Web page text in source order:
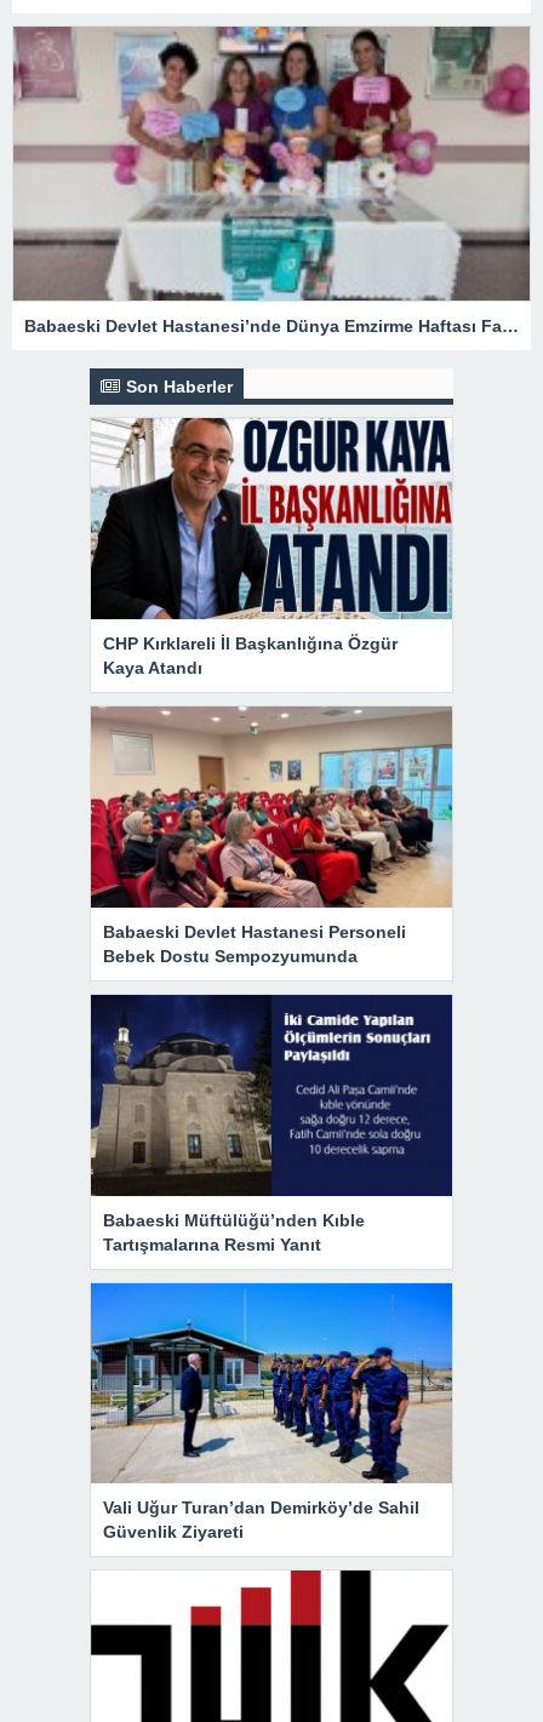
Babaeski Devlet Hastanesi’nde Dünya Emzirme Haftası Farkındalığı
Son Haberler
CHP Kırklareli İl Başkanlığına Özgür
Kaya Atandı
Babaeski Devlet Hastanesi Personeli
Bebek Dostu Sempozyumunda
Babaeski Müftülüğü’nden Kıble
Tartışmalarına Resmi Yanıt
Vali Uğur Turan’dan Demirköy’de Sahil
Güvenlik Ziyareti